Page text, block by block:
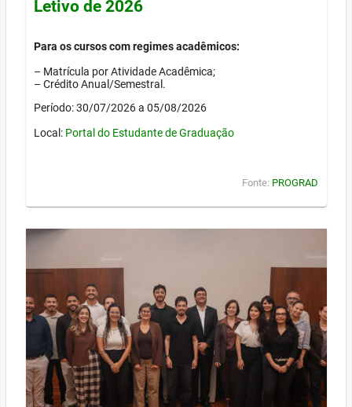
Letivo de 2026
Para os cursos com regimes acadêmicos:
– Matrícula por Atividade Acadêmica;
– Crédito Anual/Semestral.
Período: 30/07/2026 a 05/08/2026
Local: Portal do Estudante de Graduação
Fonte: PROGRAD